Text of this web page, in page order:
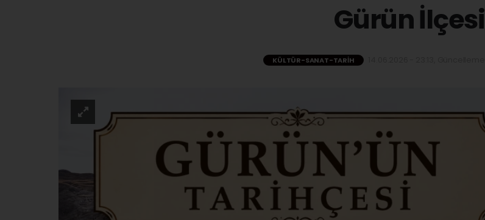
Gürün İlçesi
KÜLTÜR-SANAT-TARIH